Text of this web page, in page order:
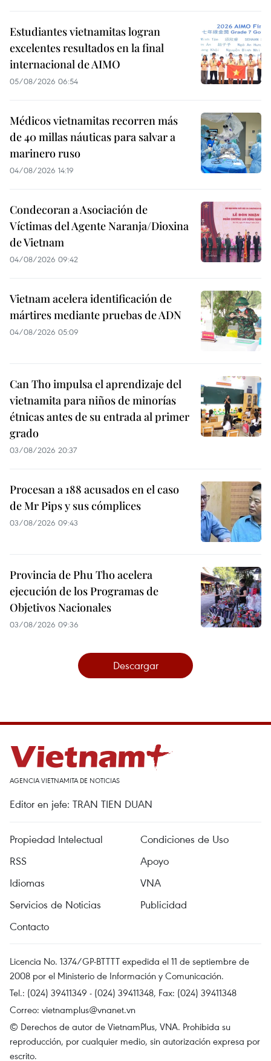
Estudiantes vietnamitas logran
excelentes resultados en la final
internacional de AIMO
05/08/2026 06:54
Médicos vietnamitas recorren más
de 40 millas náuticas para salvar a
marinero ruso
04/08/2026 14:19
Condecoran a Asociación de
Víctimas del Agente Naranja/Dioxina
de Vietnam
04/08/2026 09:42
Vietnam acelera identificación de
mártires mediante pruebas de ADN
04/08/2026 05:09
Can Tho impulsa el aprendizaje del
vietnamita para niños de minorías
étnicas antes de su entrada al primer
grado
03/08/2026 20:37
Procesan a 188 acusados en el caso
de Mr Pips y sus cómplices
03/08/2026 09:43
Provincia de Phu Tho acelera
ejecución de los Programas de
Objetivos Nacionales
03/08/2026 09:36
Descargar
AGENCIA VIETNAMITA DE NOTICIAS
Editor en jefe: TRAN TIEN DUAN
Propiedad Intelectual
Condiciones de Uso
RSS
Apoyo
Idiomas
VNA
Servicios de Noticias
Publicidad
Contacto
Licencia No. 1374/GP-BTTTT expedida el 11 de septiembre de
2008 por el Ministerio de Información y Comunicación.
Tel.: (024) 39411349 - (024) 39411348, Fax: (024) 39411348
Correo: vietnamplus@vnanet.vn
© Derechos de autor de VietnamPlus, VNA. Prohibida su
reproducción, por cualquier medio, sin autorización expresa por
escrito.